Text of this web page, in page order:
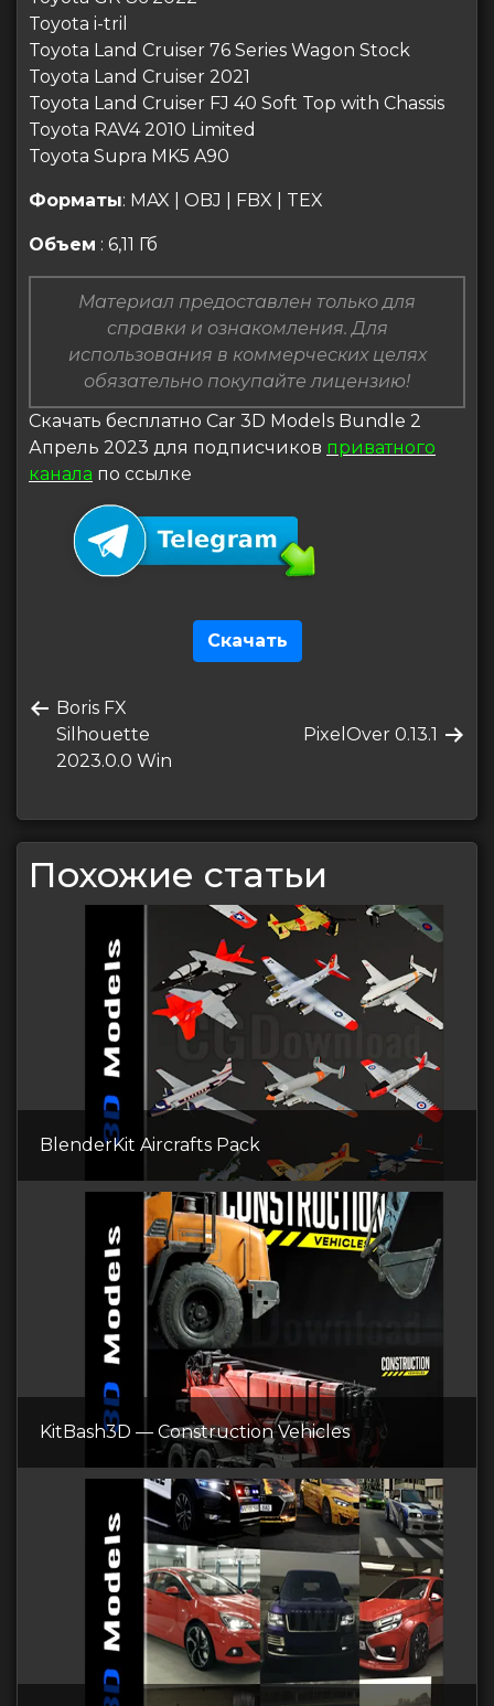
Toyota i-tril
Toyota Land Cruiser 76 Series Wagon Stock
Toyota Land Cruiser 2021
Toyota Land Cruiser FJ 40 Soft Top with Chassis
Toyota RAV4 2010 Limited
Toyota Supra MK5 A90
Форматы: MAX | OBJ | FBX | TEX
Объем : 6,11 Гб
Материал предоставлен только для
справки и ознакомления. Для
использования в коммерческих целях
обязательно покупайте лицензию!
Скачать бесплатно Car 3D Models Bundle 2
Апрель 2023 для подписчиков приватного
канала по ссылке
Скачать
по
записям
Предыдущая
запись
Boris FX
Silhouette
2023.0.0 Win
Следующая
PixelOver 0.13.1
Похожие статьи
BlenderKit Aircrafts Pack
KitBash3D — Construction Vehicles